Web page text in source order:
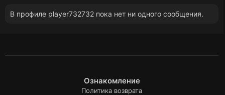
В профиле player732732 пока нет ни одного сообщения.
Ознакомление
Политика возврата